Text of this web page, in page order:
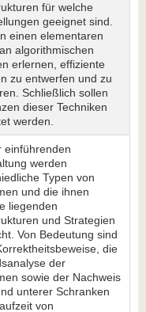
für welche
geeignet sind.
einen elementaren
algorithmischen
erlernen, effiziente
zu entwerfen und zu
Schließlich sollen
dieser Techniken
werden.
einführenden
werden
Typen von
und die ihnen
liegenden
und Strategien
Von Bedeutung sind
die
der
sowie der Nachweis
unterer Schranken
von